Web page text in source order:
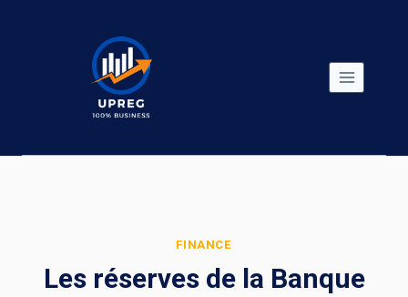
FINANCE
Les réserves de la Banque